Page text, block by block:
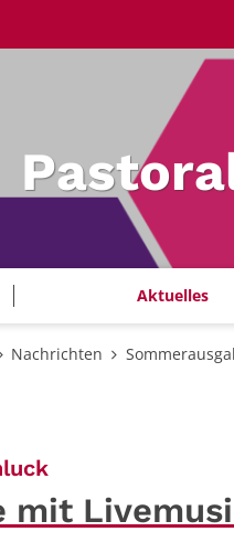
Aktuelles
Nachrichten
:
mit